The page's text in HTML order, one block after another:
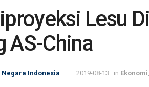
Lesu
AS-China
Negara Indonesia 2019-08-13 in Ekonomi